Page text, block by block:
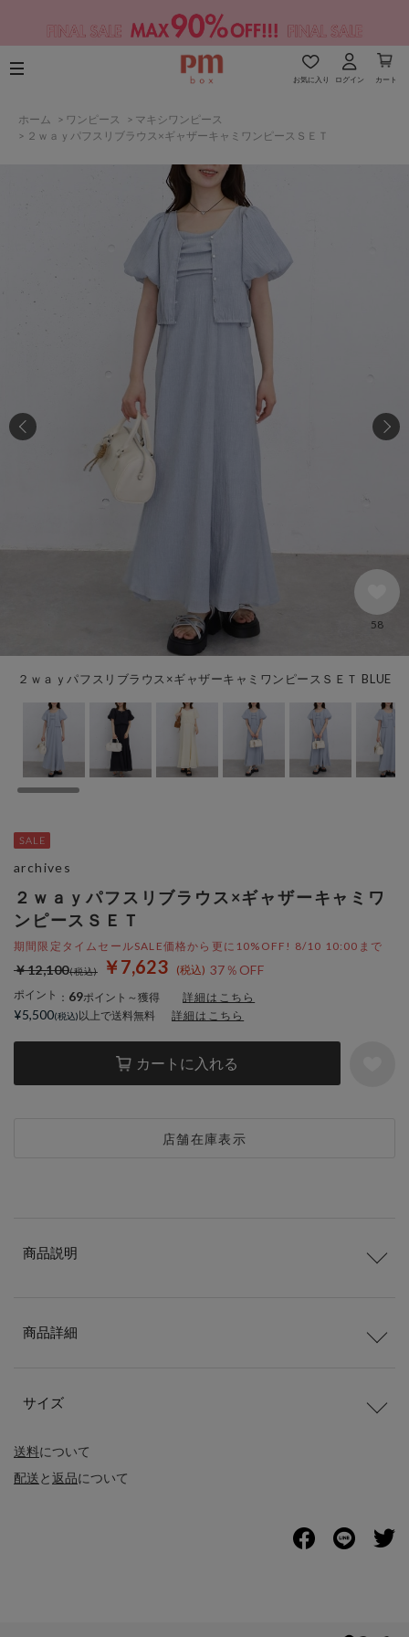
お気に入り ログイン カート
ホーム > ワンピース > マキシワンピース
> ２ｗａｙパフスリブラウス×ギャザーキャミワンピースＳＥＴ
２ｗａｙパフスリブラウス×ギャザーキャミワンピースＳＥＴ BLUE
58
２ｗａｙパフスリブラウス×ギャザーキャミワ
ンピースＳＥＴ
期間限定タイムセールSALE価格から更に10%OFF! 8/10 10:00まで
￥7,623 37％OFF
￥12,100
ポイント ： 69ポイント～獲得 詳細はこちら
カートに入れる
店舗在庫表示
archives
¥5,500 以上で送料無料 詳細はこちら
送料について
配送と返品について
商品説明
商品詳細
サイズ